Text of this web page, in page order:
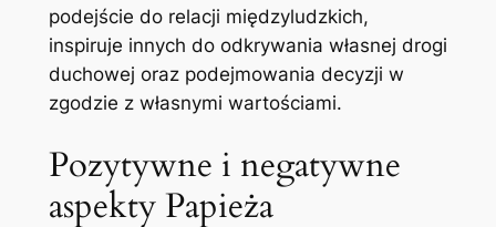
podejście do relacji międzyludzkich,
inspiruje innych do odkrywania własnej drogi
duchowej oraz podejmowania decyzji w
zgodzie z własnymi wartościami.
Pozytywne i negatywne
aspekty Papieża